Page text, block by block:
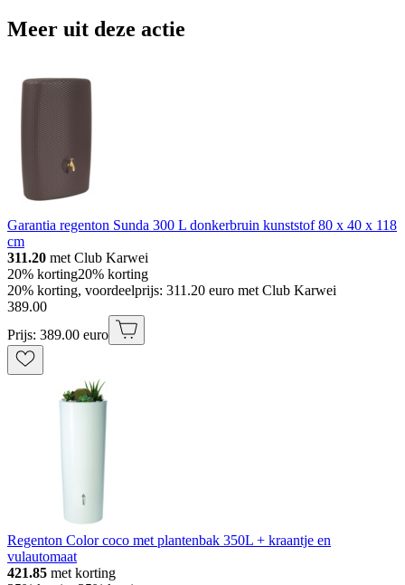
Meer uit deze actie
Garantia regenton Sunda 300 L donkerbruin kunststof 80 x 40 x 118
cm
311.20 met Club Karwei
20% korting20% korting
20% korting, voordeelprijs: 311.20 euro met Club Karwei
389.00
Prijs: 389.00 euro
Regenton Color coco met plantenbak 350L + kraantje en
vulautomaat
421.85 met korting